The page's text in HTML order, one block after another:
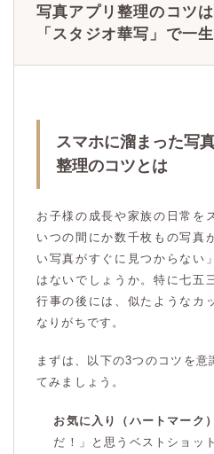
写真アプリ整理のコツ
「スタジオ華写」で一
スマホに溜まった写
整理のコツとは
お子様の成長や家族の日常を
いつの間にか数千枚もの写真
い写真がすぐに見つからない
はないでしょうか。特に七五
行事の後には、似たようなカ
なりがちです。
まずは、以下の3つのコツを意
てみましょう。
お気に入り（ハートマーク
だ！」と思うベストショッ